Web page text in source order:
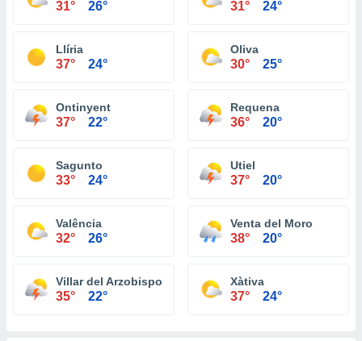
31° 26° 31° 24°
Llíria
37° 24°
Oliva
30° 25°
Ontinyent
37° 22°
Requena
36° 20°
Sagunto
33° 24°
Utiel
37° 20°
Valência
32° 26°
Venta del Moro
38° 20°
Villar del Arzobispo
35° 22°
Xàtiva
37° 24°